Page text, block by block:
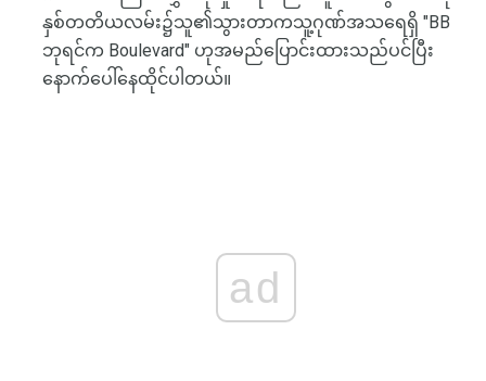
နှစ်တတိယလမ်း၌သူ၏သွားတာကသူ့ဂုဏ်အသရေရှိ "BB
ဘုရင်က Boulevard" ဟုအမည်ပြောင်းထားသည်ပင်ပြီး
နောက်ပေါ်နေထိုင်ပါတယ်။
ad